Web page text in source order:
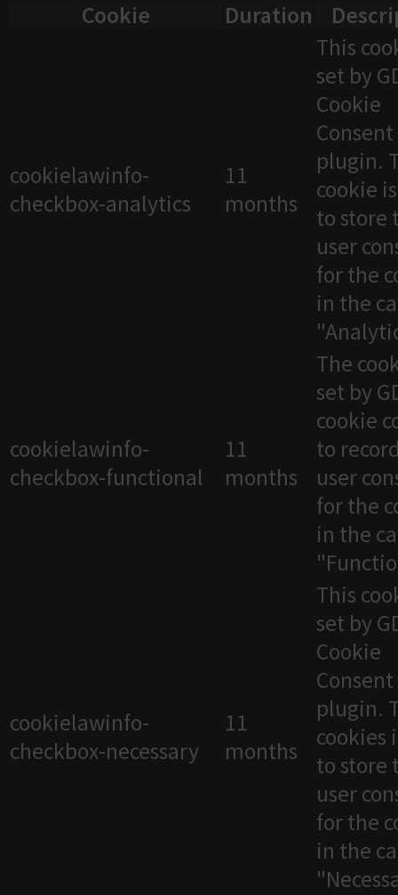
Cookie
Duration
cookielawinfo-
checkbox-analytics
11
months
This
set by
Cookie
Consent
plugin.
cookie
to store
user
for the
in the
cookielawinfo-
checkbox-functional
11
months
The
set by
cookie
to
user
for the
in the
cookielawinfo-
checkbox-necessary
11
months
This
set by
Cookie
Consent
plugin.
cookies
to store
user
for the
in the